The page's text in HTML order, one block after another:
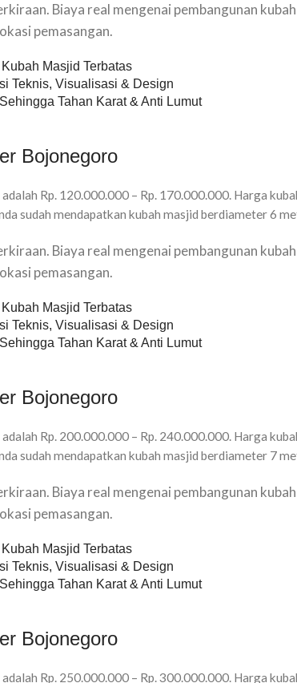
Biaya real mengenai pembangunan
pemasangan.
Masjid Terbatas
Teknis, Visualisasi & Design
Tahan Karat & Anti Lumut
Bojonegoro
Rp. 120.000.000 – Rp. 170.000.000. Harga
sudah mendapatkan kubah masjid berdiameter 6
Biaya real mengenai pembangunan
pemasangan.
Masjid Terbatas
Teknis, Visualisasi & Design
Tahan Karat & Anti Lumut
Bojonegoro
Rp. 200.000.000 – Rp. 240.000.000. Harga
sudah mendapatkan kubah masjid berdiameter 7
Biaya real mengenai pembangunan
pemasangan.
Masjid Terbatas
Teknis, Visualisasi & Design
Tahan Karat & Anti Lumut
Bojonegoro
Rp. 250.000.000 – Rp. 300.000.000. Harga